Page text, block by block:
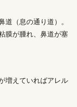
（息の通り道）。
膜が腫れ、鼻道が塞
増えていればアレル